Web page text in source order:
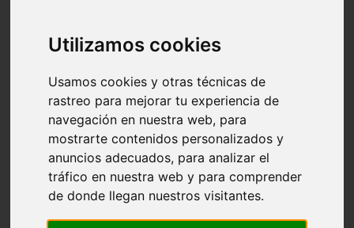
Utilizamos cookies
Usamos cookies y otras técnicas de
rastreo para mejorar tu experiencia de
navegación en nuestra web, para
mostrarte contenidos personalizados y
anuncios adecuados, para analizar el
tráfico en nuestra web y para comprender
de donde llegan nuestros visitantes.
Cantabria - suances
Sevilla - bormujos
Málaga - júzcar
Huesca - alquézar
Huesca - castejón-de-sos
Lleida - alt-àneu
Córdoba - almedinilla
Navarra - zangoza
Cantabria - arenas-de-iguña
Barcelona - la-pobla-de-lillet
Murcia - cartagena